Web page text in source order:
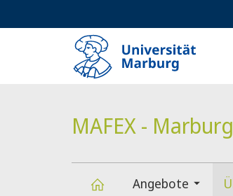
MAFEX -
Angebote